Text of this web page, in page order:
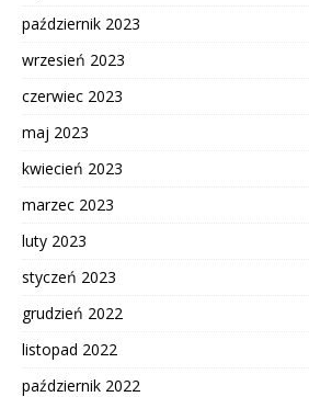
październik 2023
wrzesień 2023
czerwiec 2023
maj 2023
kwiecień 2023
marzec 2023
luty 2023
styczeń 2023
grudzień 2022
listopad 2022
październik 2022